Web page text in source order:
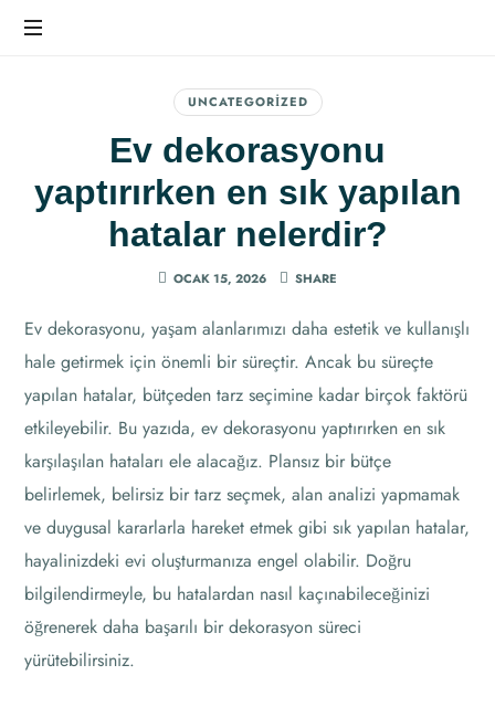
UNCATEGORIZED
Ev dekorasyonu
yaptırırken en sık yapılan
hatalar nelerdir?
OCAK 15, 2026 SHARE
Ev dekorasyonu, yaşam alanlarımızı daha estetik ve kullanışlı
hale getirmek için önemli bir süreçtir. Ancak bu süreçte
yapılan hatalar, bütçeden tarz seçimine kadar birçok faktörü
etkileyebilir. Bu yazıda, ev dekorasyonu yaptırırken en sık
karşılaşılan hataları ele alacağız. Plansız bir bütçe
belirlemek, belirsiz bir tarz seçmek, alan analizi yapmamak
ve duygusal kararlarla hareket etmek gibi sık yapılan hatalar,
hayalinizdeki evi oluşturmanıza engel olabilir. Doğru
bilgilendirmeyle, bu hatalardan nasıl kaçınabileceğinizi
öğrenerek daha başarılı bir dekorasyon süreci
yürütebilirsiniz.